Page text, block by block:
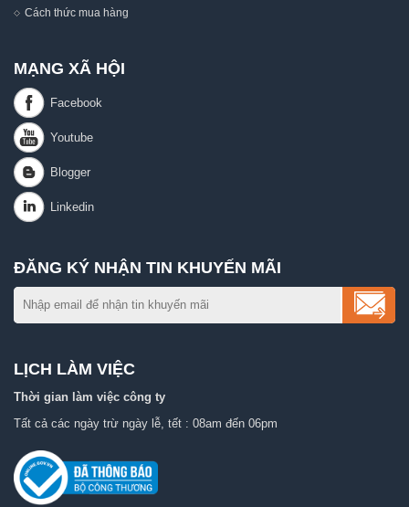
Cách thức mua hàng
MẠNG XÃ HỘI
ĐĂNG KÝ NHẬN TIN KHUYẾN MÃI
LỊCH LÀM VIỆC
Thời gian làm việc công ty
Tất cả các ngày trừ ngày lễ, tết : 08am đến 06pm